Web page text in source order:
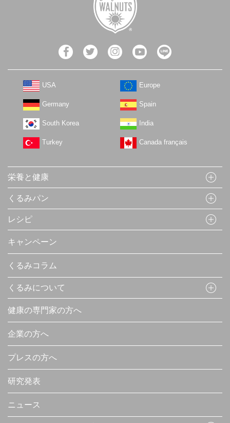
USA Europe
Germany Spain
South Korea India
Turkey Canada français
栄養と健康
くるみパン
レシピ
キャンペーン
くるみコラム
くるみについて
健康の専門家の方へ
企業の方へ
プレスの方へ
研究発表
ニュース